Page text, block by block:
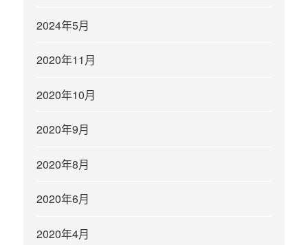
2024年5月
2020年11月
2020年10月
2020年9月
2020年8月
2020年6月
2020年4月